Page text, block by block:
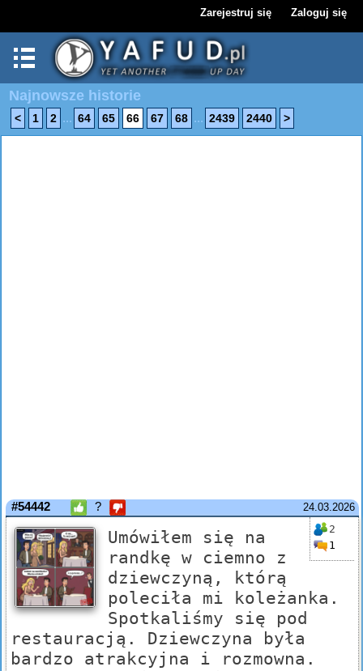
Zarejestruj się Zaloguj się
Najnowsze historie
< 1 2 ... 64 65 66 67 68 ... 2439 2440 >
24.03.2026
#54442 ?
2
1
Umówiłem się na
randkę w ciemno z
dziewczyną, którą
poleciła mi koleżanka.
Spotkaliśmy się pod
restauracją. Dziewczyna była
bardzo atrakcyjna i rozmowna.